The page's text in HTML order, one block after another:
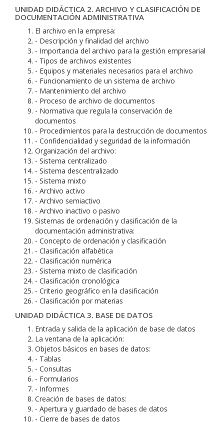
UNIDAD DIDÁCTICA 2. ARCHIVO Y CLASIFICACIÓN DE
DOCUMENTACIÓN ADMINISTRATIVA
El archivo en la empresa:
- Descripción y finalidad del archivo
- Importancia del archivo para la gestión empresarial
- Tipos de archivos existentes
- Equipos y materiales necesarios para el archivo
- Funcionamiento de un sistema de archivo
- Mantenimiento del archivo
- Proceso de archivo de documentos
- Normativa que regula la conservación de
documentos
- Procedimientos para la destrucción de documentos
- Confidencialidad y seguridad de la información
Organización del archivo:
- Sistema centralizado
- Sistema descentralizado
- Sistema mixto
- Archivo activo
- Archivo semiactivo
- Archivo inactivo o pasivo
Sistemas de ordenación y clasificación de la
documentación administrativa:
- Concepto de ordenación y clasificación
- Clasificación alfabética
- Clasificación numérica
- Sistema mixto de clasificación
- Clasificación cronológica
- Criterio geográfico en la clasificación
- Clasificación por materias
UNIDAD DIDÁCTICA 3. BASE DE DATOS
Entrada y salida de la aplicación de base de datos
La ventana de la aplicación:
Objetos básicos en bases de datos:
- Tablas
- Consultas
- Formularios
- Informes
Creación de bases de datos:
- Apertura y guardado de bases de datos
- Cierre de bases de datos